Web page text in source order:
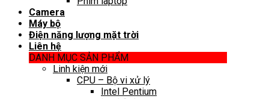
Camera
Máy bộ
Điện năng lượng mặt trời
Liên hệ
DANH MỤC SẢN PHẨM
Linh kiện mới
CPU – Bộ vi xử lý
Intel Pentium